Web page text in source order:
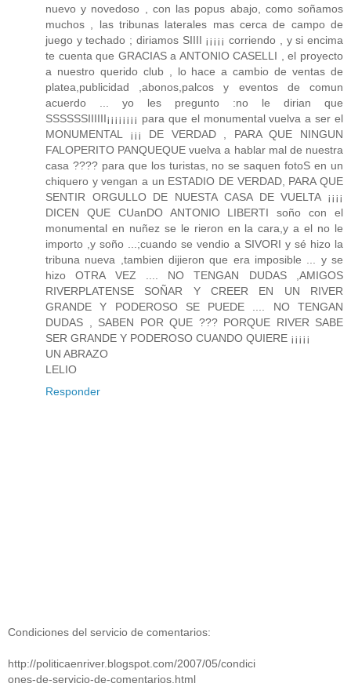
nuevo y novedoso , con las popus abajo, como soñamos
muchos , las tribunas laterales mas cerca de campo de
juego y techado ; diriamos SIIII ¡¡¡¡¡ corriendo , y si encima
te cuenta que GRACIAS a ANTONIO CASELLI , el proyecto
a nuestro querido club , lo hace a cambio de ventas de
platea,publicidad ,abonos,palcos y eventos de comun
acuerdo ... yo les pregunto :no le dirian que
SSSSSSIIIIII¡¡¡¡¡¡¡¡ para que el monumental vuelva a ser el
MONUMENTAL ¡¡¡ DE VERDAD , PARA QUE NINGUN
FALOPERITO PANQUEQUE vuelva a hablar mal de nuestra
casa ???? para que los turistas, no se saquen fotoS en un
chiquero y vengan a un ESTADIO DE VERDAD, PARA QUE
SENTIR ORGULLO DE NUESTA CASA DE VUELTA ¡¡¡¡
DICEN QUE CUanDO ANTONIO LIBERTI soño con el
monumental en nuñez se le rieron en la cara,y a el no le
importo ,y soño ...;cuando se vendio a SIVORI y sé hizo la
tribuna nueva ,tambien dijieron que era imposible ... y se
hizo OTRA VEZ .... NO TENGAN DUDAS ,AMIGOS
RIVERPLATENSE SOÑAR Y CREER EN UN RIVER
GRANDE Y PODEROSO SE PUEDE .... NO TENGAN
DUDAS , SABEN POR QUE ??? PORQUE RIVER SABE
SER GRANDE Y PODEROSO CUANDO QUIERE ¡¡¡¡¡
UN ABRAZO
LELIO
Responder
Condiciones del servicio de comentarios:
http://politicaenriver.blogspot.com/2007/05/condici
ones-de-servicio-de-comentarios.html